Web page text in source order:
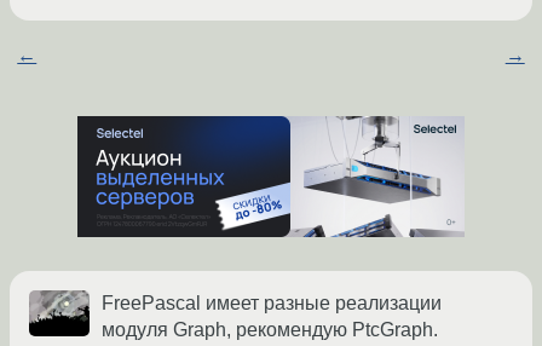
← →
FreePascal имеет разные реализации
модуля Graph, рекомендую PtcGraph.